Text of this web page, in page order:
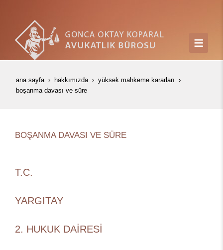
ana sayfa hakkımızda
yüksek mahkeme kararları
boşanma davasi ve süre
BOŞANMA DAVASI VE SÜRE
T.C.
YARGITAY
2. HUKUK DAİRESİ